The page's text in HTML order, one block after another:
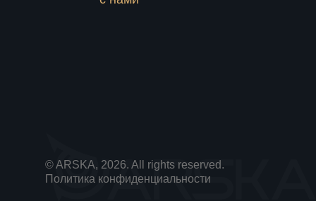
© ARSKA, 2026. All rights reserved.
Политика конфиденциальности